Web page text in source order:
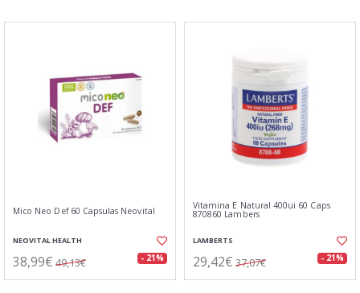
Mico Neo Def 60 Capsulas Neovital
NEOVITAL HEALTH
38,99€ 49,13€ - 21%
Vitamina E Natural 400ui 60 Caps
870860 Lambers
LAMBERTS
29,42€ 37,07€ - 21%